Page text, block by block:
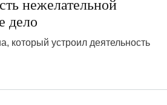
нежелательной
дело
который устроил деятельность